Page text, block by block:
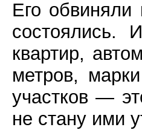
Его
состоялись.
квартир,
метров,
участков —
не стану ими